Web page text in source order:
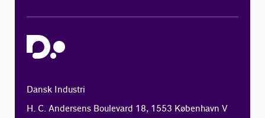
Dansk Industri
H. C. Andersens Boulevard 18, 1553 København V